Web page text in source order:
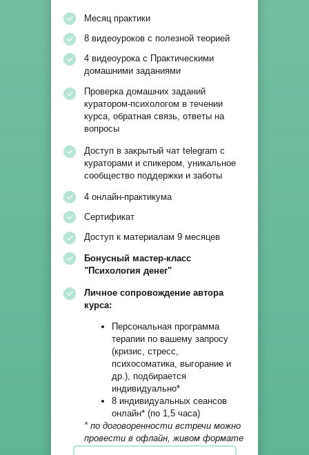
Месяц практики
8 видеоуроков с полезной теорией
4 видеоурока с Практическими
домашними заданиями
Проверка домашних заданий
куратором-психологом в течении
курса, обратная связь, ответы на
вопросы
Доступ в закрытый чат telegram с
кураторами и спикером, уникальное
сообщество поддержки и заботы
4 онлайн-практикума
Сертификат
Доступ к материалам 9 месяцев
Бонусный мастер-класс
"Психология денег"
Личное сопровождение автора
курса:
Персональная программа
терапии по вашему запросу
(кризис, стресс,
психосоматика, выгорание и
др.), подбирается
индивидуально*
8 индивидуальных сеансов
онлайн* (по 1,5 часа)
* по договоренности встречи можно
провести в офлайн, живом формате